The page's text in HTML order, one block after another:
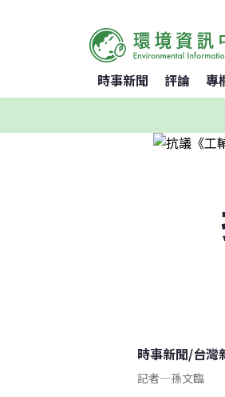
時事新聞 評論 專
時事新聞/台灣
記者—孫文臨